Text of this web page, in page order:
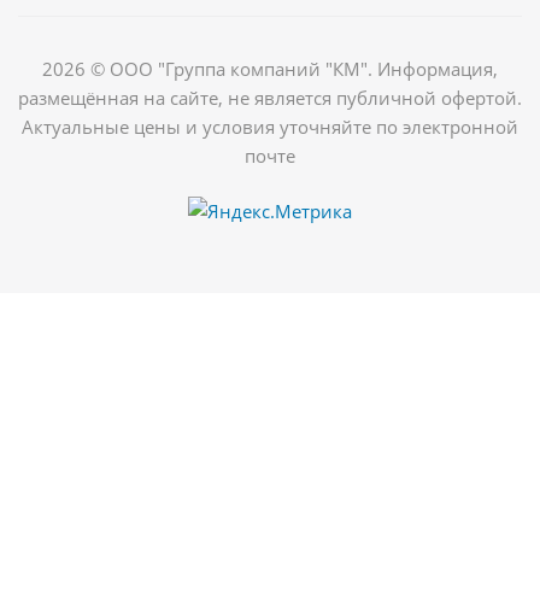
2026 © ООО "Группа компаний "КМ". Информация,
размещённая на сайте, не является публичной офертой.
Актуальные цены и условия уточняйте по электронной
почте